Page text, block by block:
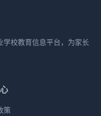
校教育信息平台，为家长
策